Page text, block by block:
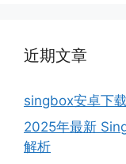
近期文章
singbox安卓下
2025年最新
解析